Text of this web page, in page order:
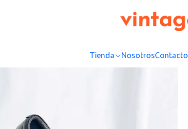
Tienda NosotrosContacto